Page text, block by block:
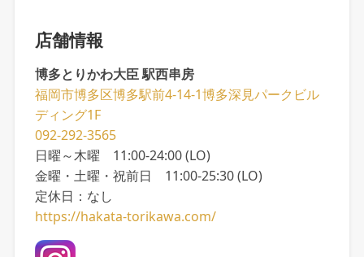
店舗情報
博多とりかわ大臣 駅西串房
福岡市博多区博多駅前4-14-1博多深見パークビル
ディング1F
092-292-3565
日曜～木曜 11:00-24:00 (LO)
金曜・土曜・祝前日 11:00-25:30 (LO)
定休日：なし
https://hakata-torikawa.com/